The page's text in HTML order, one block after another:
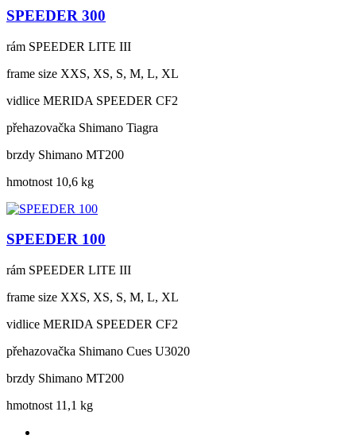
SPEEDER 300
rám SPEEDER LITE III
frame size XXS, XS, S, M, L, XL
vidlice MERIDA SPEEDER CF2
přehazovačka Shimano Tiagra
brzdy Shimano MT200
hmotnost 10,6 kg
SPEEDER 100
rám SPEEDER LITE III
frame size XXS, XS, S, M, L, XL
vidlice MERIDA SPEEDER CF2
přehazovačka Shimano Cues U3020
brzdy Shimano MT200
hmotnost 11,1 kg